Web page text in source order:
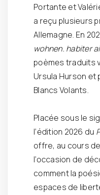
Portante et
a reçu plusieurs
Allemagne. En
wohnen. habiter
poèmes traduits
Ursula Hurson et
Blancs Volants.
Placée sous le
l’édition 2026 du
offre, au cours
l’occasion de
comment la
espaces de